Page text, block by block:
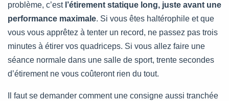
problème, c’est l’étirement statique long, juste avant une
performance maximale. Si vous êtes haltérophile et que
vous vous apprêtez à tenter un record, ne passez pas trois
minutes à étirer vos quadriceps. Si vous allez faire une
séance normale dans une salle de sport, trente secondes
d’étirement ne vous coûteront rien du tout.
Il faut se demander comment une consigne aussi tranchée